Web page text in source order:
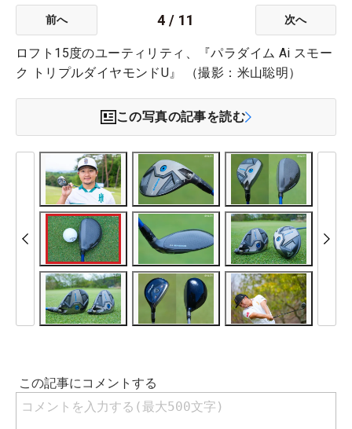
前へ 4 / 11 次へ
ロフト15度のユーティリティ、『パラダイム Ai スモー
ク トリプルダイヤモンドU』 （撮影：米山聡明）
この写真の記事を読む